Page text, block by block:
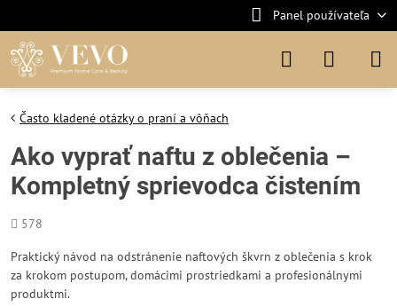
Panel používateľa
Často kladené otázky o praní a vôňach
Ako vyprať naftu z oblečenia –
Kompletný sprievodca čistením
Počet
578
Praktický návod na odstránenie naftových škvrn z oblečenia s krok
za krokom postupom, domácimi prostriedkami a profesionálnymi
produktmi.